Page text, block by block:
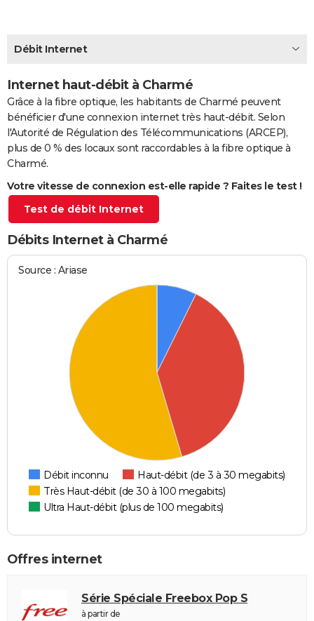
GUIDES D'ACHAT
CARTE DE VOEUX
Carte de Noël
Carte Bonne année
Carte Saint-Valentin
Carte Pâques
Carte d'anniversaire
DICTIONNAIRE
Biographies
Expressions
PROGRAMME TV
COPAINS D'AVANT
S'inscrire
Se connecter
Lycées
Collèges
Primaires
Universités
Entreprises
Service militaire
Avis de recherche
AVIS DE DÉCÈS
FORUM
Bricolage
Lifestyle
Culture
Sport
Auto
Television
Voyage
Cinema
Débit Internet
Internet haut-débit à Charmé
Grâce à la fibre optique, les habitants de Charmé peuvent
bénéficier d'une connexion internet très haut-débit. Selon
l'Autorité de Régulation des Télécommunications (ARCEP),
plus de 0 % des locaux sont raccordables à la fibre optique à
Charmé.
Votre vitesse de connexion est-elle rapide ? Faites le test !
Test de débit Internet
Débits Internet à Charmé
Source : Ariase
Débit inconnu
Haut-débit (de 3 à 30 megabits)
Très Haut-débit (de 30 à 100 megabits)
Ultra Haut-débit (plus de 100 megabits)
Offres internet
Série Spéciale Freebox Pop S
à partir de